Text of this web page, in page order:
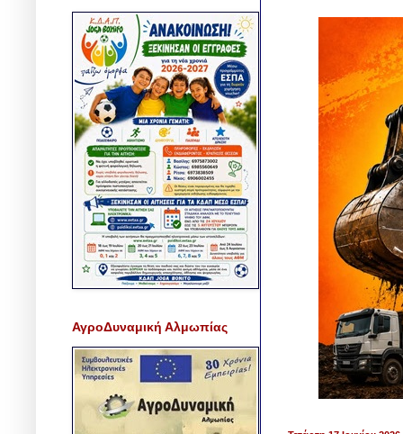
ΑγροΔυναμική Αλμωπίας